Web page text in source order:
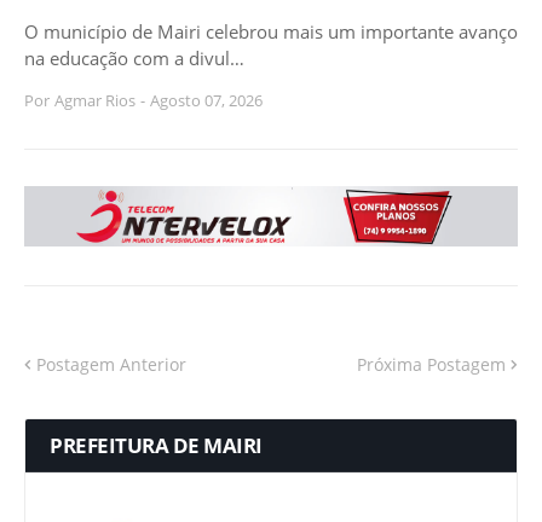
O município de Mairi celebrou mais um importante avanço
na educação com a divul…
Por Agmar Rios - Agosto 07, 2026
Postagem Anterior Próxima Postagem
PREFEITURA DE MAIRI